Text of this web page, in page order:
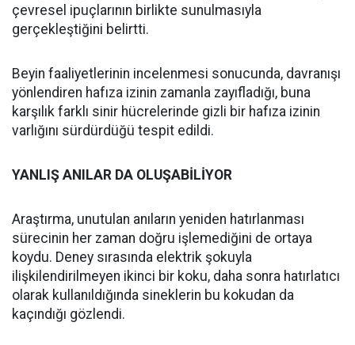
çevresel ipuçlarının birlikte sunulmasıyla
gerçekleştiğini belirtti.
Beyin faaliyetlerinin incelenmesi sonucunda, davranışı
yönlendiren hafıza izinin zamanla zayıfladığı, buna
karşılık farklı sinir hücrelerinde gizli bir hafıza izinin
varlığını sürdürdüğü tespit edildi.
YANLIŞ ANILAR DA OLUŞABİLİYOR
Araştırma, unutulan anıların yeniden hatırlanması
sürecinin her zaman doğru işlemediğini de ortaya
koydu. Deney sırasında elektrik şokuyla
ilişkilendirilmeyen ikinci bir koku, daha sonra hatırlatıcı
olarak kullanıldığında sineklerin bu kokudan da
kaçındığı gözlendi.